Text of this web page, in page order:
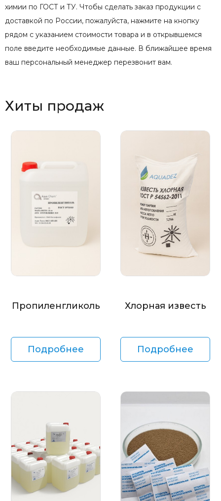
химии по ГОСТ и ТУ. Чтобы сделать заказ продукции с
доставкой по России, пожалуйста, нажмите на кнопку
рядом с указанием стоимости товара и в открывшемся
поле введите необходимые данные. В ближайшее время
ваш персональный менеджер перезвонит вам.
Хиты продаж
Пропиленгликоль
Подробнее
Хлорная известь
Подробнее